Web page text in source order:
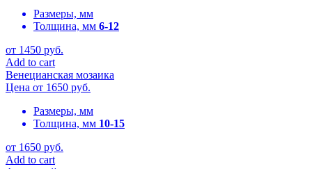
Размеры, мм
Толщина, мм 6-12
от 1450 руб.
Add to cart
Венецианская мозаика
Цена от 1650 руб.
Размеры, мм
Толщина, мм 10-15
от 1650 руб.
Add to cart